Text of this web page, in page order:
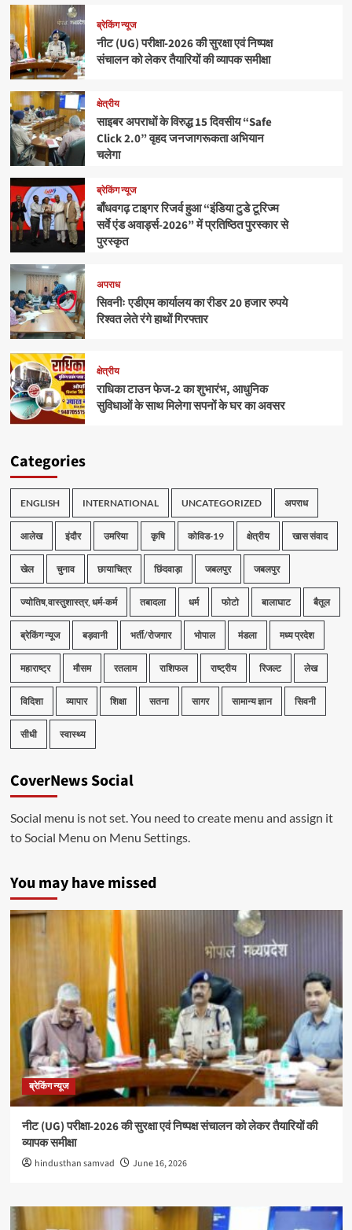
ब्रेकिंग न्यूज
नीट (UG) परीक्षा-2026 की सुरक्षा एवं निष्पक्ष
संचालन को लेकर तैयारियों की व्यापक समीक्षा
क्षेत्रीय
साइबर अपराधों के विरुद्ध 15 दिवसीय “Safe
Click 2.0” वृहद जनजागरूकता अभियान
चलेगा
ब्रेकिंग न्यूज
बाँधवगढ़ टाइगर रिजर्व हुआ “इंडिया टुडे टूरिज्म
सर्वे एंड अवार्ड्स-2026” में प्रतिष्ठित पुरस्कार से
पुरस्कृत
अपराध
सिवनीः एडीएम कार्यालय का रीडर 20 हजार रुपये
रिश्वत लेते रंगे हाथों गिरफ्तार
क्षेत्रीय
राधिका टाउन फेज-2 का शुभारंभ, आधुनिक
सुविधाओं के साथ मिलेगा सपनों के घर का अवसर
Categories
ENGLISH INTERNATIONAL UNCATEGORIZED अपराध
आलेख इंदौर उमरिया कृषि कोविड-19 क्षेत्रीय खास संवाद
खेल चुनाव छायाचित्र छिंदवाड़ा जबलपुर जबलपुर
ज्योतिष,वास्तुशास्त्र, धर्म-कर्म तबादला धर्म फोटो बालाघाट बैतूल
ब्रेकिंग न्यूज बड़वानी भर्ती/रोजगार भोपाल मंडला मध्य प्रदेश
महाराष्ट्र मौसम रतलाम राशिफल राष्ट्रीय रिजल्ट लेख
विदिशा व्यापार शिक्षा सतना सागर सामान्य ज्ञान सिवनी
सीधी स्वास्थ्य
CoverNews Social
Social menu is not set. You need to create menu and assign it
to Social Menu on Menu Settings.
You may have missed
ब्रेकिंग न्यूज
नीट (UG) परीक्षा-2026 की सुरक्षा एवं निष्पक्ष संचालन को लेकर तैयारियों की
व्यापक समीक्षा
hindusthan samvad June 16, 2026